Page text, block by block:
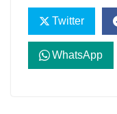
Twitter
WhatsApp